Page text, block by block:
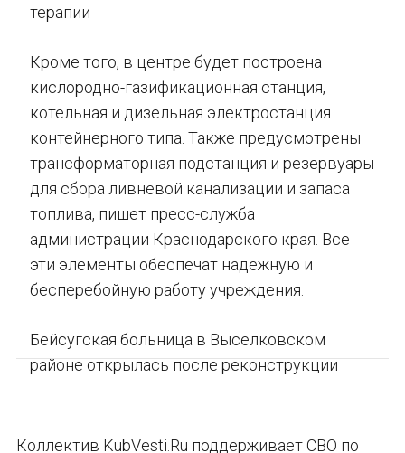
терапии
Кроме того, в центре будет построена
кислородно-газификационная станция,
котельная и дизельная электростанция
контейнерного типа. Также предусмотрены
трансформаторная подстанция и резервуары
для сбора ливневой канализации и запаса
топлива, пишет пресс-служба
администрации Краснодарского края. Все
эти элементы обеспечат надежную и
бесперебойную работу учреждения.
Бейсугская больница в Выселковском
районе открылась после реконструкции
Коллектив KubVesti.Ru поддерживает СВО по